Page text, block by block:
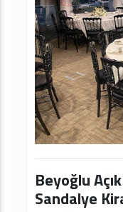
Beyoğlu
Sandalye